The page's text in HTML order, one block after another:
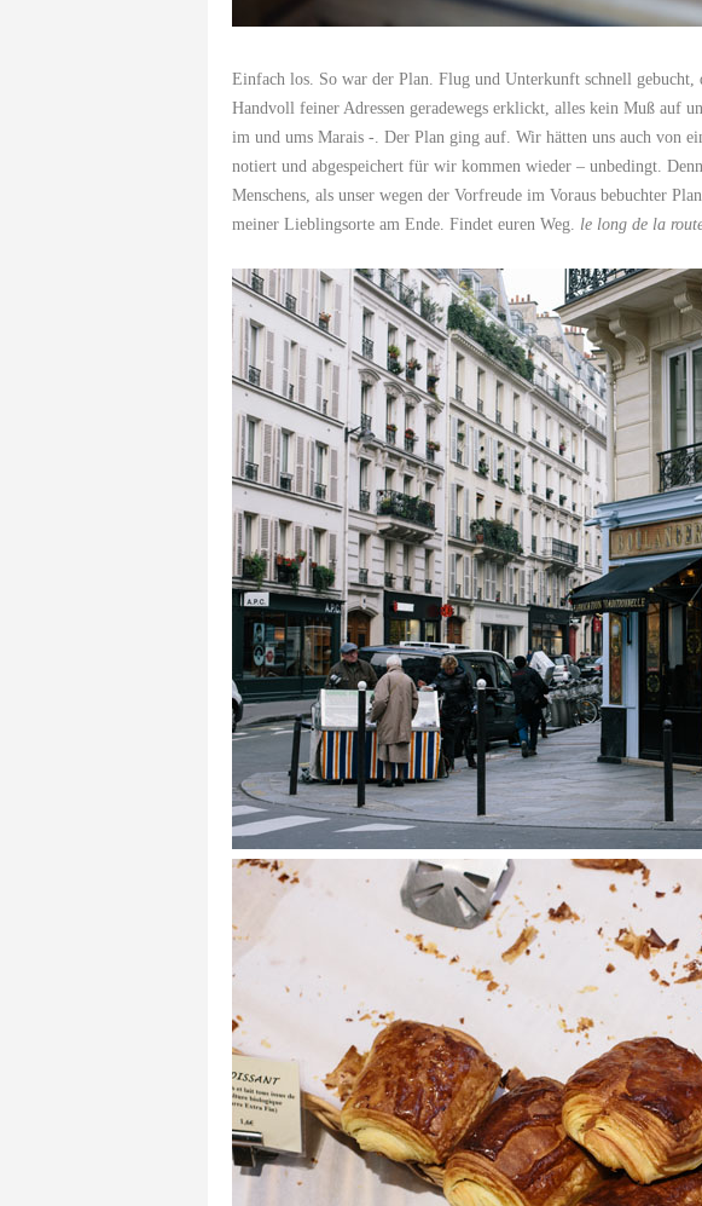
Einfach los. So war der Plan. Flug und Unterkunft schnell
Handvoll feiner Adressen geradewegs erklickt, alles kein Muß auf
im und ums Marais -. Der Plan ging auf. Wir hätten uns auch von
notiert und abgespeichert für wir kommen wieder – unbedingt.
Menschens, als unser wegen der Vorfreude im Voraus bebuchter
meiner Lieblingsorte am Ende. Findet euren Weg. le long de la